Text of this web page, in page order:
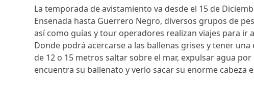
La temporada de avistamiento va desde el 15 de
Ensenada hasta Guerrero Negro, diversos grupos de
así como guías y tour operadores realizan viajes para ir
Donde podrá acercarse a las ballenas grises y tener
de 12 o 15 metros saltar sobre el mar, expulsar agua
encuentra su ballenato y verlo sacar su enorme cabeza